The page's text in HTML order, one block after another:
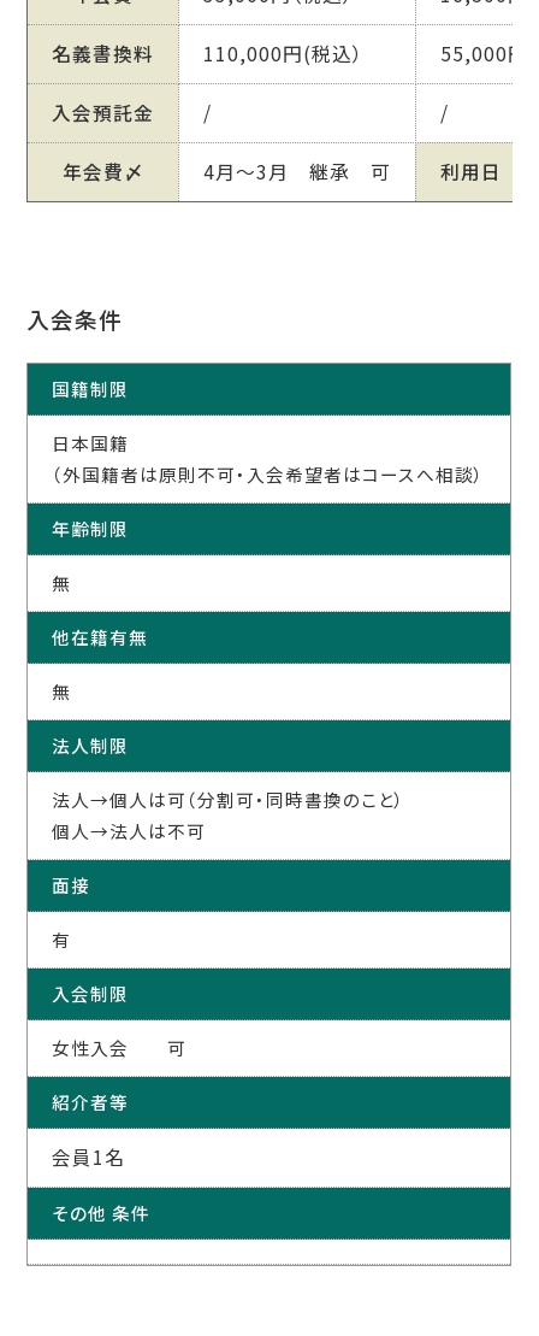
名義書換料 110,000円(税込） 55,000円
入会預託金 / /
年会費〆 4月～3月 継承 可 利用日
入会条件
国籍制限
日本国籍
（外国籍者は原則不可・入会希望者はコースへ相談）
年齢制限
無
他在籍有無
無
法人制限
法人→個人は可（分割可・同時書換のこと）
個人→法人は不可
面接
有
入会制限
女性入会 可
紹介者等
会員1名
その他 条件